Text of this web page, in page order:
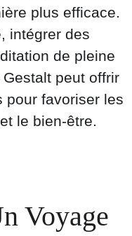
plus efficace.
intégrer des
de pleine
peut offrir
pour favoriser les
le bien-être.
Voyage